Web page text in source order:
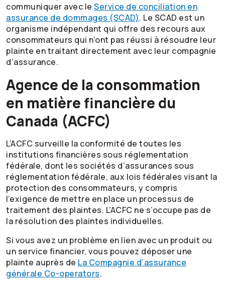
communiquer avec le Service de conciliation en
assurance de dommages (SCAD). Le SCAD est un
organisme indépendant qui offre des recours aux
consommateurs qui n’ont pas réussi à résoudre leur
plainte en traitant directement avec leur compagnie
d’assurance.
Agence de la consommation
en matière financière du
Canada (ACFC)
L’ACFC surveille la conformité de toutes les
institutions financières sous réglementation
fédérale, dont les sociétés d’assurances sous
réglementation fédérale, aux lois fédérales visant la
protection des consommateurs, y compris
l’exigence de mettre en place un processus de
traitement des plaintes. L’ACFC ne s’occupe pas de
la résolution des plaintes individuelles.
Si vous avez un problème en lien avec un produit ou
un service financier, vous pouvez déposer une
plainte auprès de La Compagnie d’assurance
générale Co-operators.